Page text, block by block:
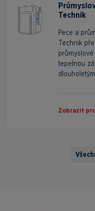
Technik
Pece a
Technik
tepelnou
dlouholetým
Zobrazit